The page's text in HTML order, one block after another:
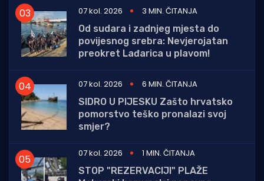
07 kol. 2026
3 MIN. ČITANJA
Od sudara i zadnjeg mjesta do
povijesnog srebra: Nevjerojatan
preokret Lađarica u plavom!
07 kol. 2026
6 MIN. ČITANJA
SIDRO U PIJESKU Zašto hrvatsko
pomorstvo teško pronalazi svoj
smjer?
07 kol. 2026
1 MIN. ČITANJA
STOP "REZERVACIJI" PLAŽE